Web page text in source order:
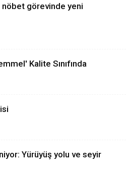
görevinde yeni
Kalite Sınıfında
Yürüyüş yolu ve seyir